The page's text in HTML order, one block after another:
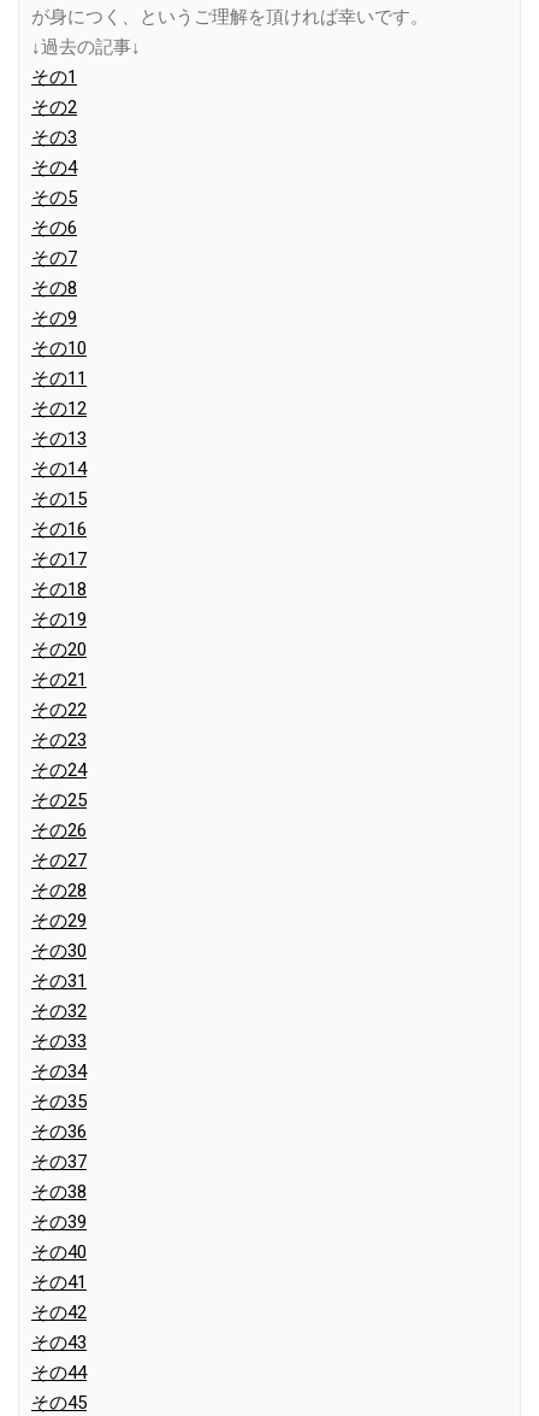
が身につく、というご理解を頂ければ幸いです。
↓過去の記事↓
その1
その2
その3
その4
その5
その6
その7
その8
その9
その10
その11
その12
その13
その14
その15
その16
その17
その18
その19
その20
その21
その22
その23
その24
その25
その26
その27
その28
その29
その30
その31
その32
その33
その34
その35
その36
その37
その38
その39
その40
その41
その42
その43
その44
その45